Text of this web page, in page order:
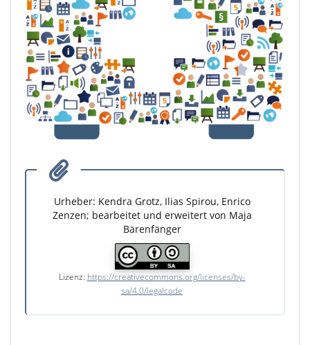
Urheber: Kendra Grotz, Ilias Spirou, Enrico
Zenzen; bearbeitet und erweitert von Maja
Bärenfänger
Lizenz: https://creativecommons.org/licenses/by-
sa/4.0/legalcode